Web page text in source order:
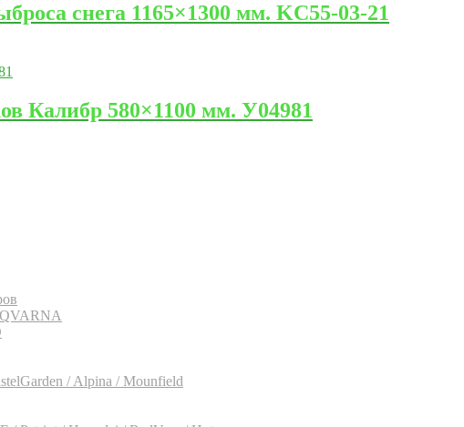
снега 1165×1300 мм. KC55-03-21
Калибр 580×1100 мм. У04981
/ Alpina / Mounfield